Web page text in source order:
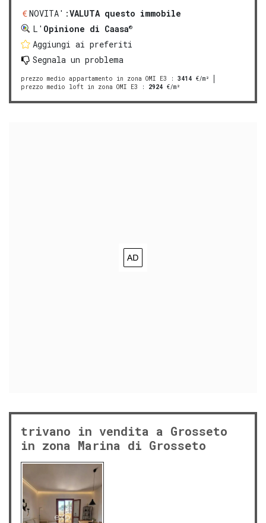
NOVITA':VALUTA questo immobile
L' Opinione di Caasa®
Aggiungi ai preferiti
Segnala un problema
prezzo medio appartamento in zona OMI E3 : 3414 €/m²
prezzo medio loft in zona OMI E3 : 2924 €/m²
trivano in vendita a Grosseto
in zona Marina di Grosseto